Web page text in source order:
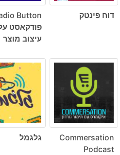
דוח פינטק
פודקאסט
עיצוב מוצר
Commersation
Podcast
גלגמל